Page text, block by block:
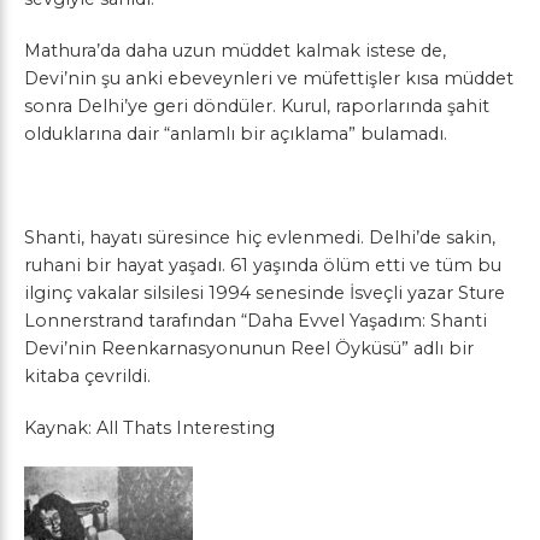
Mathura’da daha uzun müddet kalmak istese de,
Devi’nin şu anki ebeveynleri ve müfettişler kısa müddet
sonra Delhi’ye geri döndüler. Kurul, raporlarında şahit
olduklarına dair “anlamlı bir açıklama” bulamadı.
Shanti, hayatı süresince hiç evlenmedi. Delhi’de sakin,
ruhani bir hayat yaşadı. 61 yaşında ölüm etti ve tüm bu
ilginç vakalar silsilesi 1994 senesinde İsveçli yazar Sture
Lonnerstrand tarafından “Daha Evvel Yaşadım: Shanti
Devi’nin Reenkarnasyonunun Reel Öyküsü” adlı bir
kitaba çevrildi.
Kaynak: All Thats Interesting